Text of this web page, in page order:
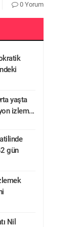
0 Yorum
yaşta
izlem...
gün
Nil